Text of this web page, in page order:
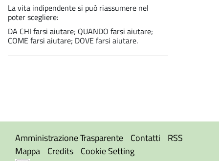
La vita indipendente si può riassumere nel
poter scegliere:
DA CHI farsi aiutare; QUANDO farsi aiutare;
COME farsi aiutare; DOVE farsi aiutare.
Amministrazione Trasparente Contatti
RSS
Mappa Credits Cookie Setting